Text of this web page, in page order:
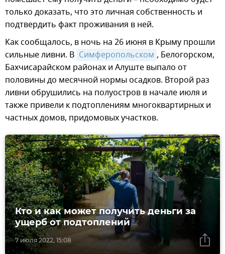
только доказать, что это личная собственность и
подтвердить факт проживания в ней.
Как сообщалось, в ночь на 26 июня в Крыму прошли
сильные ливни. В Симферопольском , Белогорском,
Бахчисарайском районах и Алуште выпало от
половины до месячной нормы осадков. Второй раз
ливни обрушились на полуостров в начале июля и
также привели к подтоплениям многоквартирных и
частных домов, придомовых участков.
7 июля 2022, 15:08
Кто и как может получить деньги за
ущерб от подтоплений